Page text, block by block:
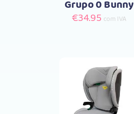
Grupo 0 Bunny
€34.95 com IVA
Comprar